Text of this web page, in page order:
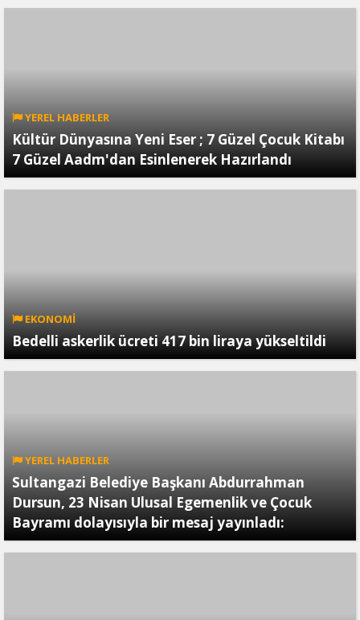
YEREL HABERLER
Kültür Dünyasına Yeni Eser ; 7 Güzel Çocuk Kitabı
7 Güzel Aadm'dan Esinlenerek Hazırlandı
EKONOMİ
Bedelli askerlik ücreti 417 bin liraya yükseltildi
YEREL HABERLER
Sultangazi Belediye Başkanı Abdurrahman
Dursun, 23 Nisan Ulusal Egemenlik ve Çocuk
Bayramı dolayısıyla bir mesaj yayınladı: